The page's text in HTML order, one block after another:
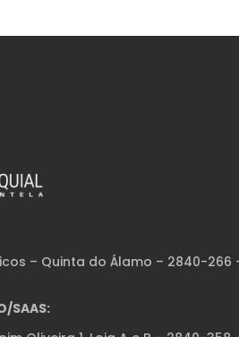
– Quinta do Álamo – 2840-266
SAAS: